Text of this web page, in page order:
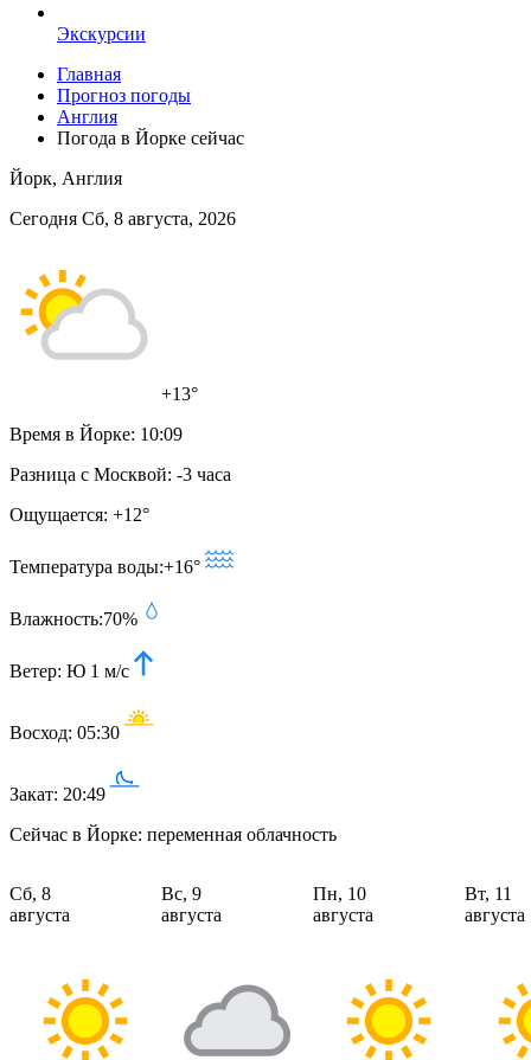
Экскурсии
Главная
Прогноз погоды
Англия
Погода в Йорке сейчас
Йорк, Англия
Сегодня Сб, 8 августа, 2026
+13°
Время в Йорке: 10:09
Разница с Москвой: -3 часа
Ощущается: +12°
Температура воды:+16°
Влажность:70%
Ветер: Ю 1 м/с
Восход: 05:30
Закат: 20:49
Сейчас в Йорке: переменная облачность
Сб, 8
августа
Вс, 9
августа
Пн, 10
августа
Вт, 11
августа